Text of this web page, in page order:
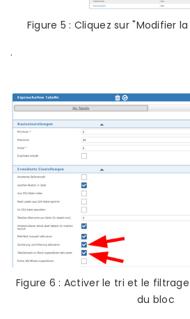
Figure 5 : Cliquez sur "Modifier
.
Figure 6 : Activer le tri et le
du bloc